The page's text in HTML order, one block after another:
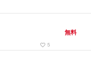
favorite_border 5
無料